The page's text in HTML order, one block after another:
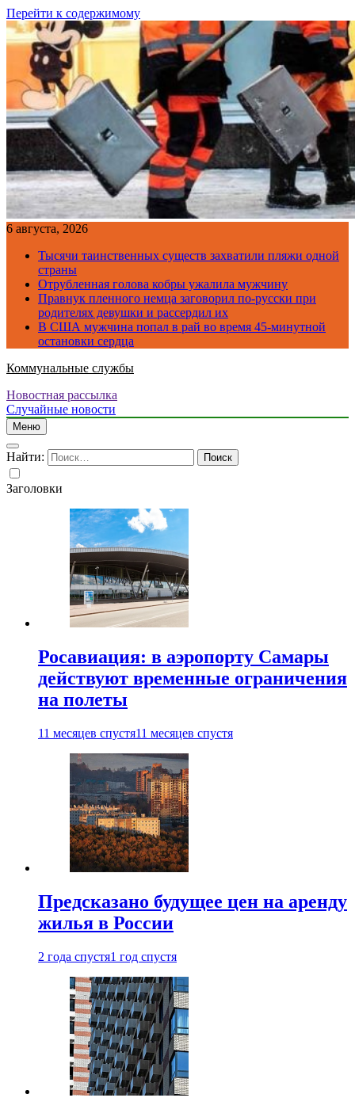
Перейти к содержимому
6 августа, 2026
Тысячи таинственных существ захватили пляжи одной
страны
Отрубленная голова кобры ужалила мужчину
Правнук пленного немца заговорил по-русски при
родителях девушки и рассердил их
В США мужчина попал в рай во время 45-минутной
остановки сердца
Коммунальные службы
Новостная рассылка
Случайные новости
Меню
Найти:
Заголовки
Росавиация: в аэропорту Самары
действуют временные ограничения
на полеты
11 месяцев спустя11 месяцев спустя
Предсказано будущее цен на аренду
жилья в России
2 года спустя1 год спустя